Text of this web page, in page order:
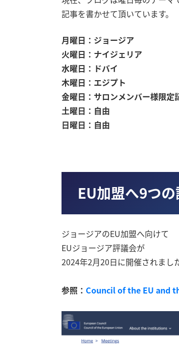
記事を書かせて頂いています。
月曜日：ジョージア
火曜日：ナイジェリア
水曜日：ドバイ
木曜日：エジプト
金曜日：サロンメンバー様限定
土曜日：自由
日曜日：自由
EU加盟へ9つ
ジョージアのEU加盟へ向けて
EUジョージア評議会が
2024年2月20日に開催されまし
参照： Council of the EU and